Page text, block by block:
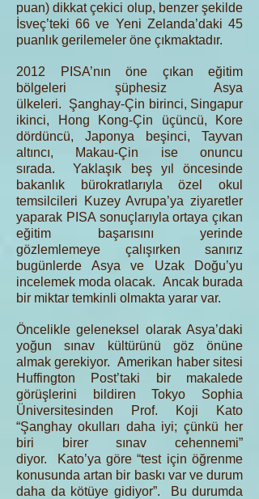
puan) dikkat çekici olup, benzer şekilde
İsveç’teki 66 ve Yeni Zelanda’daki 45
puanlık gerilemeler öne çıkmaktadır.
2012 PISA’nın öne çıkan eğitim
bölgeleri şüphesiz Asya
ülkeleri. Şanghay-Çin birinci, Singapur
ikinci, Hong Kong-Çin üçüncü, Kore
dördüncü, Japonya beşinci, Tayvan
altıncı, Makau-Çin ise onuncu
sırada. Yaklaşık beş yıl öncesinde
bakanlık bürokratlarıyla özel okul
temsilcileri Kuzey Avrupa’ya ziyaretler
yaparak PISA sonuçlarıyla ortaya çıkan
eğitim başarısını yerinde
gözlemlemeye çalışırken sanırız
bugünlerde Asya ve Uzak Doğu’yu
incelemek moda olacak. Ancak burada
bir miktar temkinli olmakta yarar var.
Öncelikle geleneksel olarak Asya’daki
yoğun sınav kültürünü göz önüne
almak gerekiyor. Amerikan haber sitesi
Huffington Post’taki bir makalede
görüşlerini bildiren Tokyo Sophia
Üniversitesinden Prof. Koji Kato
“Şanghay okulları daha iyi; çünkü her
biri birer sınav cehennemi”
diyor. Kato’ya göre “test için öğrenme
konusunda artan bir baskı var ve durum
daha da kötüye gidiyor”. Bu durumda